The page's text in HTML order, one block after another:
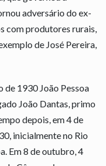
adversário do ex-
com produtores rurais,
de José Pereira,
de 1930 João Pessoa
João Dantas, primo
depois, em 4 de
inicialmente no Rio
Em 8 de outubro, 4